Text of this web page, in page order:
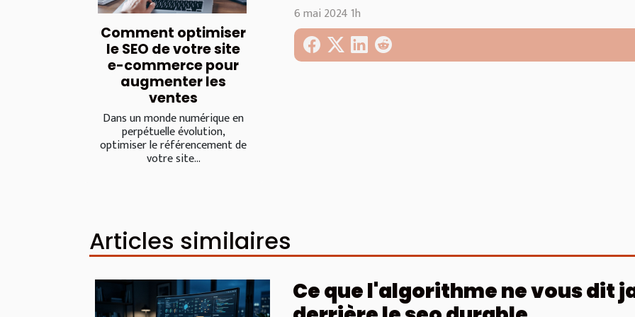
Comment optimiser
le SEO de votre site
e-commerce pour
augmenter les
ventes
Dans un monde numérique en
perpétuelle évolution,
optimiser le référencement de
votre site...
6 mai 2024 1h
Articles similaires
Ce que l'algorithme ne vous dit